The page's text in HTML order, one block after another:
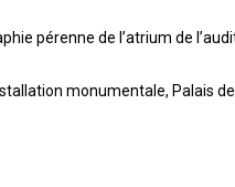
pérenne de l’atrium de
monumentale, Palais